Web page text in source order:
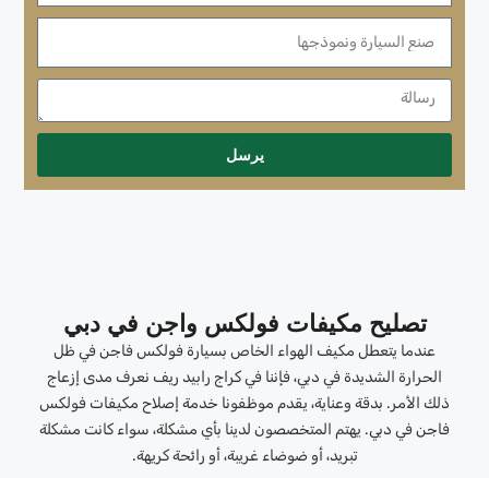
يرسل
تصليح مكيفات فولكس واجن في دبي
عندما يتعطل مكيف الهواء الخاص بسيارة فولكس فاجن في ظل
الحرارة الشديدة في دبي، فإننا في كراج رابيد ريف نعرف مدى إزعاج
ذلك الأمر. بدقة وعناية، يقدم موظفونا خدمة إصلاح مكيفات فولكس
فاجن في دبي. يهتم المتخصصون لدينا بأي مشكلة، سواء كانت مشكلة
تبريد، أو ضوضاء غريبة، أو رائحة كريهة.